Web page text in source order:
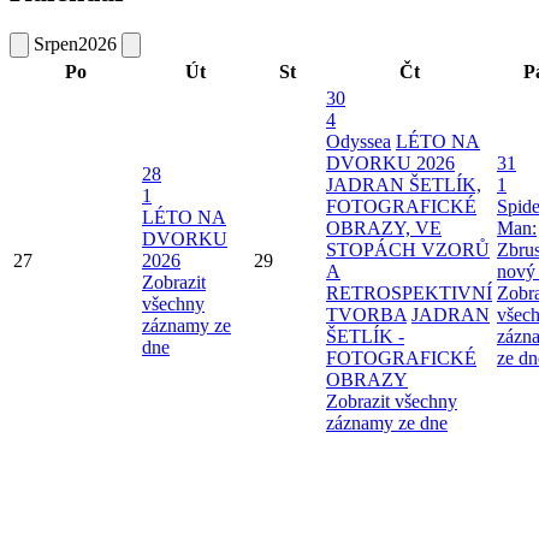
Srpen2026
Po
Út St Čt
27
28
1
LÉTO NA
DVORKU
2026
Zobrazit
všechny
záznamy ze
dne
29
30
4
Odyssea LÉTO NA
DVORKU 2026
JADRAN ŠETLÍK,
FOTOGRAFICKÉ
OBRAZY, VE
STOPÁCH VZORŮ
A
RETROSPEKTIVNÍ
TVORBA JADRAN
ŠETLÍK -
FOTOGRAFICKÉ
OBRAZY
Zobrazit všechny
záznamy ze dne
31
1
Man:
nový
ze